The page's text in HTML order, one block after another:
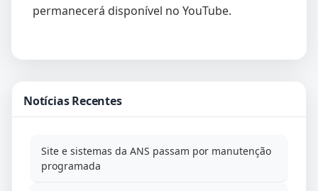
permanecerá disponível no YouTube.
Notícias Recentes
Site e sistemas da ANS passam por manutenção
programada